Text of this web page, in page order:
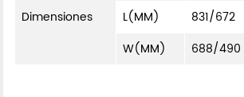
Dimensiones
L(MM)
831/672
W(MM)
688/490